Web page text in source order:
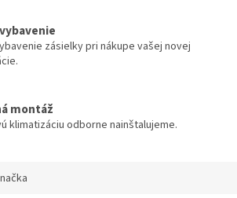
zásielky pri nákupe vašej novej
montáž
klimatizáciu odborne nainštalujeme.